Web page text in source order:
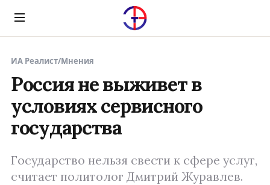
Menu
ИА Реалист/Мнения
Россия не выживет в
условиях сервисного
государства
Государство нельзя свести к сфере услуг,
считает политолог Дмитрий Журавлев.